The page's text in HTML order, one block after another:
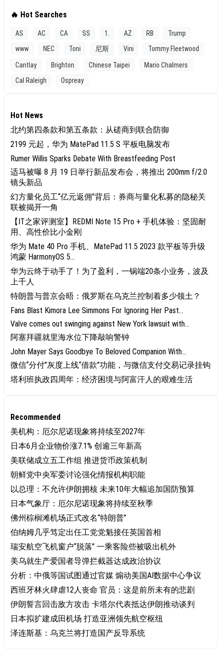
🔥 Hot Searches
AS AC CA SS 1. AZ RB
Trump
www
NEC Toni 尼斯 Vini Tommy Fleetwood
Cantlay Brighton Chinese Taipei
Mario Chalmers
Cal Raleigh
Ospreay
Hot News
北约第四条款和第五条款：从磋商到联合防御
2199 元起，华为 MatePad 11.5 S 平板电脑发布
Rumer Willis Sparks Debate With Breastfeeding Post
适马被曝 8 月 19 日举行新品发布会，将推出 200mm f/2.0
镜头新品
幻方量化员工“亿元返佣”背后：券商与量化私募的隐秘关
联被揭开一角
【IT之家评测室】REDMI Note 15 Pro + 手机体验：坚固耐
用、高性价比小金刚
华为 Mate 40 Pro 手机、MatePad 11.5 2023 款平板等升级
鸿蒙 HarmonyOS 5...
华为云终于动手了！为了盈利，一锅端20条小业务，波及
上千人
特朗普与普京会晤：俄罗斯在乌克兰控制着多少领土？
Fans Blast Kimora Lee Simmons For Ignoring Her Past...
Valve comes out swinging against New York lawsuit with...
阿塞拜疆就里海水位下降敲响警钟
John Mayer Says Goodbye To Beloved Companion With...
微信“分付”灰度上线“借款”功能，与微信支付交易记录挂钩
塔利班执政四周年：经济困境与阿富汗人的艰难生活
Recommended
美机构：厄尔尼诺现象将持续至2027年
日本6月企业物价涨7.1% 创逾三年新高
美联储成立五工作组 推进货币政策机制
朝鲜党中央军委讨论强化情报机构职能
以总理：不允许伊朗拥核 未来10年大幅追加国防预算
日本气象厅：厄尔尼诺现象将持续至秋季
佛州棕榈滩机场正式改名“特朗普”
伯纳姆几乎笃定出任工党党魁接任英国首相
瑞安航空飞机窗户“脱落” 一乘客险些被吸出机外
美乌就生产爱国者导弹拦截器达成政治协议
分析：中俄等国试图通过官媒 煽动美国AI数据中心争议
西班牙林火肆虐12人丧命 官员：这是前所未有的悲剧
伊朗誓言回击敌方攻击 卡塔尔代表抵达伊朗推动谈判
日本拟扩建成田机场 打造亚洲领先航空枢纽
泽连斯基：乌克兰将打造国产反导系统